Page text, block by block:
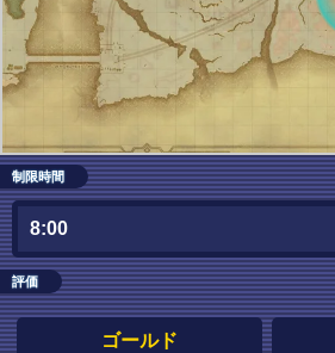
制限時間
8:00
評価
ゴールド